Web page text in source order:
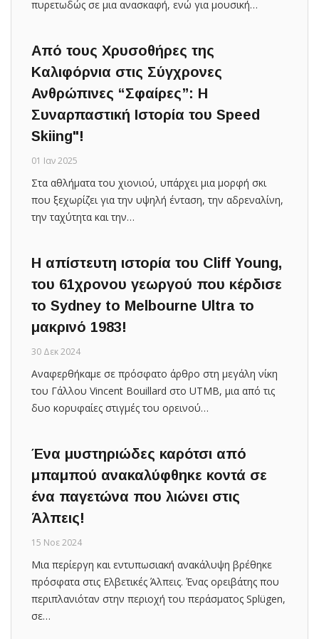
πυρετωδώς σε μια ανασκαφή, ενώ για μουσική…
Από τους Χρυσοθήρες της
Καλιφόρνια στις Σύγχρονες
Ανθρώπινες “Σφαίρες”: Η
Συναρπαστική Ιστορία του Speed
Skiing"!
01 Ιαν 2025
Στα αθλήματα του χιονιού, υπάρχει μια μορφή σκι
που ξεχωρίζει για την υψηλή ένταση, την αδρεναλίνη,
την ταχύτητα και την…
H απίστευτη ιστορία του Cliff Young,
του 61χρονου γεωργού που κέρδισε
το Sydney to Melbourne Ultra το
μακρινό 1983!
30 Δεκ 2024
Αναφερθήκαμε σε πρόσφατο άρθρο στη μεγάλη νίκη
του Γάλλου Vincent Bouillard στο UTMB, μια από τις
δυο κορυφαίες στιγμές του ορεινού…
Ένα μυστηριώδες καρότσι από
μπαμπού ανακαλύφθηκε κοντά σε
ένα παγετώνα που λιώνει στις
Άλπεις!
15 Νοε 2024
Μια περίεργη και εντυπωσιακή ανακάλυψη βρέθηκε
πρόσφατα στις Ελβετικές Άλπεις. Ένας ορειβάτης που
περιπλανιόταν στην περιοχή του περάσματος Splügen,
σε…